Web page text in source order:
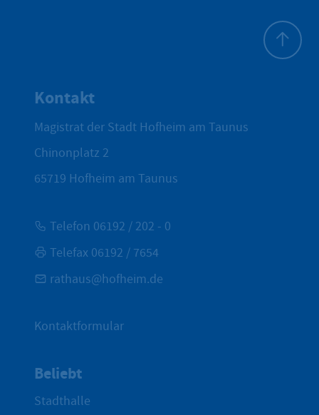
Kontakt
Magistrat der Stadt Hofheim am Taunus
Chinonplatz 2
65719 Hofheim am Taunus
Telefon 06192 / 202 - 0
Telefax 06192 / 7654
rathaus@hofheim.de
Kontaktformular
Beliebt
Stadthalle